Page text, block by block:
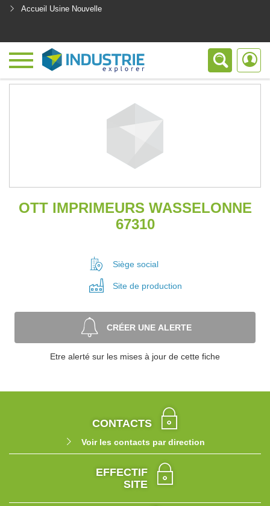
Accueil Usine Nouvelle
OTT IMPRIMEURS WASSELONNE
67310
Siège social
Site de production
CRÉER UNE ALERTE
Etre alerté sur les mises à jour de cette fiche
CONTACTS
Voir les contacts par direction
EFFECTIF
SITE